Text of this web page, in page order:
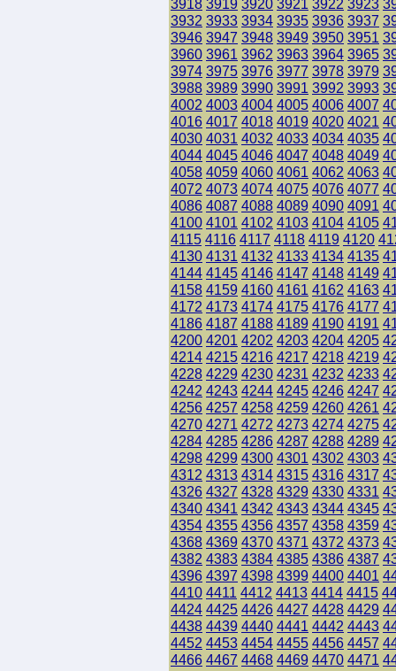
3918 3919 3920 3921 3922 3923
3932 3933 3934 3935 3936 3937
3946 3947 3948 3949 3950 3951
3960 3961 3962 3963 3964 3965
3974 3975 3976 3977 3978 3979
3988 3989 3990 3991 3992 3993
4002 4003 4004 4005 4006 4007
4016 4017 4018 4019 4020 4021
4030 4031 4032 4033 4034 4035
4044 4045 4046 4047 4048 4049
4058 4059 4060 4061 4062 4063
4072 4073 4074 4075 4076 4077
4086 4087 4088 4089 4090 4091
4100 4101 4102 4103 4104 4105
4115 4116 4117 4118 4119 4120
4130 4131 4132 4133 4134 4135
4144 4145 4146 4147 4148 4149
4158 4159 4160 4161 4162 4163
4172 4173 4174 4175 4176 4177
4186 4187 4188 4189 4190 4191
4200 4201 4202 4203 4204 4205
4214 4215 4216 4217 4218 4219
4228 4229 4230 4231 4232 4233
4242 4243 4244 4245 4246 4247
4256 4257 4258 4259 4260 4261
4270 4271 4272 4273 4274 4275
4284 4285 4286 4287 4288 4289
4298 4299 4300 4301 4302 4303
4312 4313 4314 4315 4316 4317
4326 4327 4328 4329 4330 4331
4340 4341 4342 4343 4344 4345
4354 4355 4356 4357 4358 4359
4368 4369 4370 4371 4372 4373
4382 4383 4384 4385 4386 4387
4396 4397 4398 4399 4400 4401
4410 4411 4412 4413 4414 4415
4424 4425 4426 4427 4428 4429
4438 4439 4440 4441 4442 4443
4452 4453 4454 4455 4456 4457
4466 4467 4468 4469 4470 4471